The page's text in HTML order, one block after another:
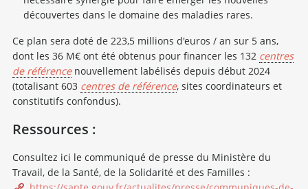
découvertes dans le domaine des maladies rares.
Ce plan sera doté de 223,5 millions d'euros / an sur 5 ans,
dont les 36 M€ ont été obtenus pour financer les 132 centres
de référencenouvellement labélisés depuis début 2024
(totalisant 603 centres de référence, sites coordinateurs et
constitutifs confondus).
Ressources :
Consultez ici le communiqué de presse du Ministère du
Travail, de la Santé, de la Solidarité et des Familles :